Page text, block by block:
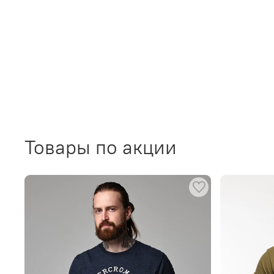
Товары по акции